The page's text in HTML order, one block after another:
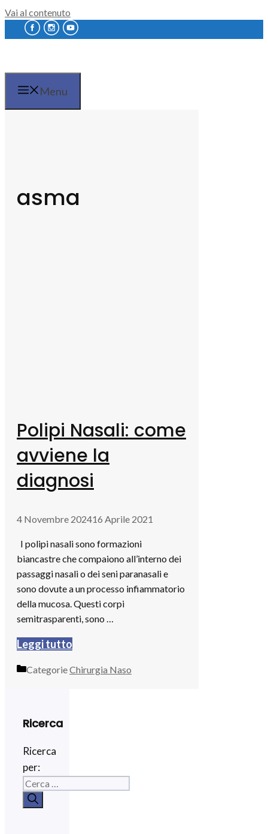
Vai al contenuto
Menu
asma
Polipi Nasali: come
avviene la
diagnosi
4 Novembre 202416 Aprile 2021
I polipi nasali sono formazioni
biancastre che compaiono all’interno dei
passaggi nasali o dei seni paranasali e
sono dovute a un processo infiammatorio
della mucosa. Questi corpi
semitrasparenti, sono …
Leggi tutto
CategorieChirurgia Naso
Ricerca
Ricerca
per: